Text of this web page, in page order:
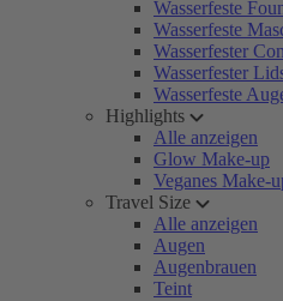
Wasserfeste
Wasserfeste
Wasserfester
Wasserfester
Wasserfeste
Highlights
Alle anzeigen
Glow Make-up
Veganes Make-
Travel Size
Alle anzeigen
Augen
Augenbrauen
Teint